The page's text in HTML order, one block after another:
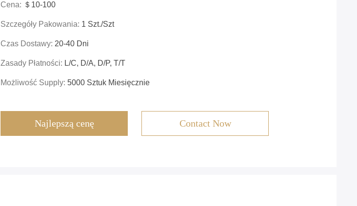
Cena: ＄10-100
Szczegóły Pakowania: 1 Szt./szt
Czas Dostawy: 20-40 Dni
Zasady Płatności: L/C, D/A, D/P, T/T
Możliwość Supply: 5000 Sztuk Miesięcznie
Najlepszą cenę Contact Now